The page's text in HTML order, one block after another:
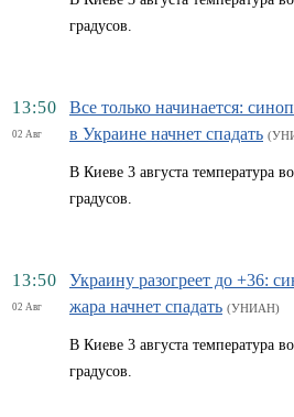
градусов.
13:50
02 Авг
Все только начинается:
в Украине начнет спадать
В Киеве 3 августа температура
градусов.
13:50
02 Авг
Украину разогреет до +36:
жара начнет спадать (УНИАН)
В Киеве 3 августа температура
градусов.